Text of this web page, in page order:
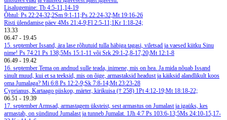
Lisalugemine: Tb 4:5-11,14-19
Õhtul: Ps 22:24-32;2Sm 9:1-11;Ps 22:24-32;Mt 19:16-26
Risti ülendamise päev 4Ms 21:4-9;Fl 2:5-11;1Kr 1:18-24;
13.33
06.47 - 19.45
15. september Issand, ära lase rõhutuid tulla häbiga tagasi, viletsad ja vaesed kiitku Sinu
nime! Ps 74:21 Ps 138;5Ms 15:1-11 või Srk 29:1-2,8-17,20;Mt 12:1-8
06.49 - 19.42
16. september Tema on andnud sulle teada, inimene, mis on hea. Ja mida nõuab Issand
sinult muud, kui et sa teeksid, mis on õige, armastaksid headust ja käiksid alandlikult koos
oma Jumalaga? Mi 6:8 Ps 12:2-9;Sk 7:8-14;Mt 23:23-28
Cyprianus, Kartaago piiskop, märter, kirikuisa († 258) 1Pt 4:12-19;Mt 18:18-22;
06.51 - 19.39
17. septemberArmsad, armastagem üksteist, sest armastus on Jumalast ja igaüks, kes
armastab, on sündinud Jumalast ja tunneb Jumalat. 1Jh 4:7 Ps 103:6-13;5Ms 24:10-15,17-